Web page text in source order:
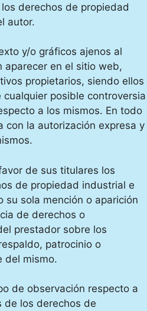
derechos de propiedad
autor.
y/o gráficos ajenos al
aparecer en el sitio web,
propietarios, siendo ellos
posible controversia
a los mismos. En todo
con la autorización expresa y
de sus titulares los
de propiedad industrial e
su sola mención o aparición
de derechos o
prestador sobre los
patrocinio o
del mismo.
de observación respecto a
de los derechos de